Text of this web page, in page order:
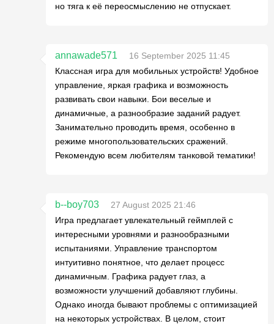
но тяга к её переосмыслению не отпускает.
annawade571
16 September 2025 11:45
Классная игра для мобильных устройств! Удобное
управление, яркая графика и возможность
развивать свои навыки. Бои веселые и
динамичные, а разнообразие заданий радует.
Занимательно проводить время, особенно в
режиме многопользовательских сражений.
Рекомендую всем любителям танковой тематики!
b--boy703
27 August 2025 21:46
Игра предлагает увлекательный геймплей с
интересными уровнями и разнообразными
испытаниями. Управление транспортом
интуитивно понятное, что делает процесс
динамичным. Графика радует глаз, а
возможности улучшений добавляют глубины.
Однако иногда бывают проблемы с оптимизацией
на некоторых устройствах. В целом, стоит